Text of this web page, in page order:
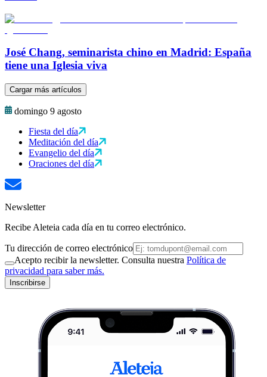
José Chang, seminarista chino en Madrid: España
tiene una Iglesia viva
Cargar más artículos
domingo 9 agosto
Fiesta del día
Meditación del día
Evangelio del día
Oraciones del día
Newsletter
Recibe Aleteia cada día en tu correo electrónico.
Tu dirección de correo electrónico
Acepto recibir la newsletter. Consulta nuestra Política de
privacidad para saber más.
Inscribirse